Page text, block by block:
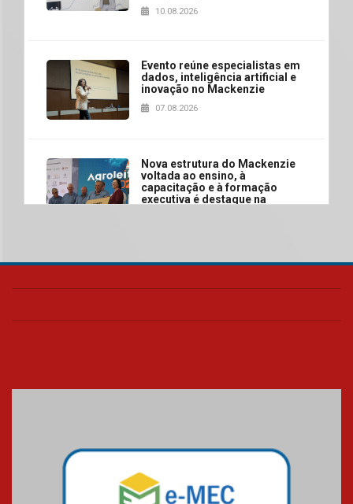
10.08.2026
Evento reúne especialistas em
dados, inteligência artificial e
inovação no Mackenzie
07.08.2026
Nova estrutura do Mackenzie
voltada ao ensino, à
capacitação e à formação
executiva é destaque na
caminhos da felicidade
Segundo dia da Recepção aos